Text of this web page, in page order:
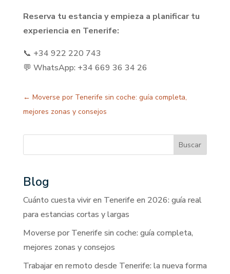
Reserva tu estancia y empieza a planificar tu
experiencia en Tenerife:
📞 +34 922 220 743
💬 WhatsApp: +34 669 36 34 26
← Moverse por Tenerife sin coche: guía completa,
mejores zonas y consejos
Buscar
Blog
Cuánto cuesta vivir en Tenerife en 2026: guía real
para estancias cortas y largas
Moverse por Tenerife sin coche: guía completa,
mejores zonas y consejos
Trabajar en remoto desde Tenerife: la nueva forma